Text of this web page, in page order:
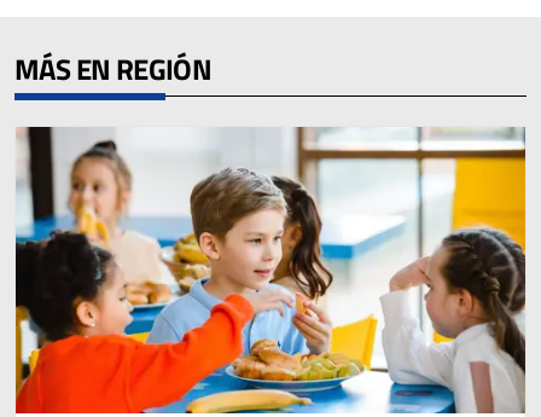
MÁS EN REGIÓN